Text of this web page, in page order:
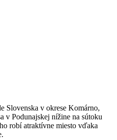
Slovenska v okrese Komárno,
v Podunajskej nížine na sútoku
robí atraktívne miesto vďaka